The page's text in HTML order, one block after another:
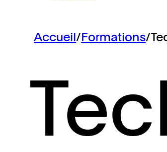
Accueil/Formations/